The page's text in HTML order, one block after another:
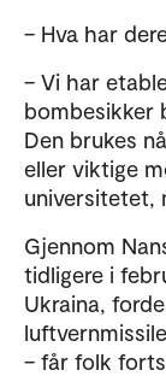
– Hva har
– Vi har
bombesikker
Den brukes
eller viktige
universitetet,
Gjennom
tidligere i
Ukraina,
– får folk